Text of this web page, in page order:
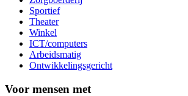
Sportief
Theater
Winkel
ICT/computers
Arbeidsmatig
Ontwikkelingsgericht
Voor mensen met